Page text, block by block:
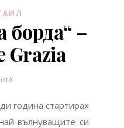
борда“ –
Grazia
година стартирах
вълнуващите си